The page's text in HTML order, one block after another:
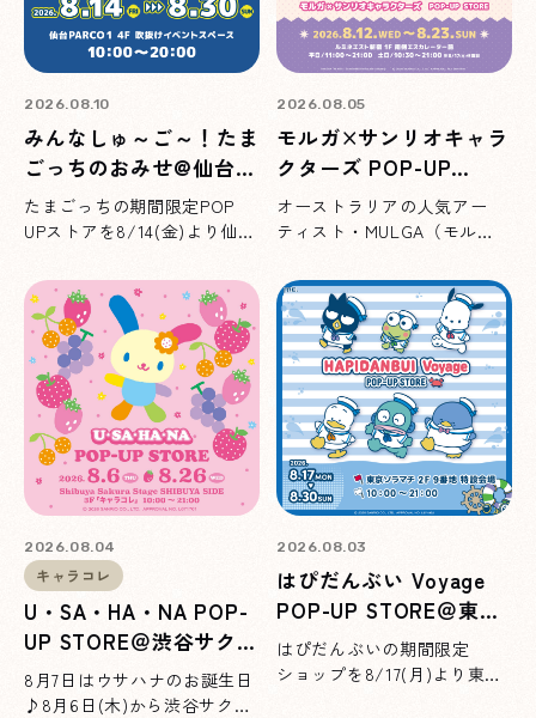
2026.08.10
みんなしゅ～ご～！たま
ごっちのおみせ@仙台
PARCO
たまごっちの期間限定POP
UPストアを8/14(金)より仙台
定品や購買特典もご用意して
います♪
2026.08.05
モルガ×サンリオキャラ
クターズ POP-UP
STORE＠ルミネエスト
新宿
オーストラリアの人気アー
ティスト・MULGA（モル
オキャラクターズのアイテム
を先行販売！8/12(水)より、
ルミネエスト新宿にてポップ
アップショップを開催します
♪
2026.08.04
キャラコレ
U・SA・HA・NA POP-
UP STORE＠渋谷サクラ
ステージ
8月7日はウサハナのお誕生日
♪8月6日(木)から渋谷サクラ
2026.08.03
はぴだんぶい Voyage
POP-UP STORE＠東京
ソラマチ®
はぴだんぶいの期間限定
ショップを8/17(月)より東京